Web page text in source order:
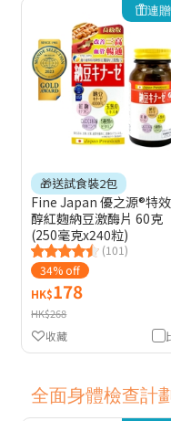
連
🎁送試食裝2包
Fine Japan 優之源®特
醇紅麴納豆激酶片 60克
(250毫克x240粒)
(101)
34% off
HK$178
HK$268
收藏
全面身體檢查計